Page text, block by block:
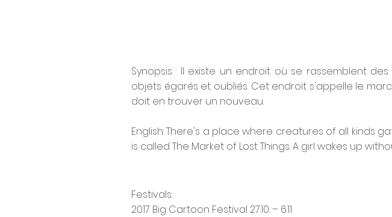
Synopsis : Il existe un endroit où se rassemblent
objets égarés et oubliés. Cet endroit s'appelle le
doit en trouver un nouveau.
English: There's a place where creatures of all kinds
is called The Market of Lost Things. A girl wakes up
Festivals:
2017 Big Cartoon Festival 27.10. – 6.11.